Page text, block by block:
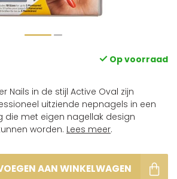
Op voorraad
Nails in de stijl Active Oval zijn
uitziende nepnagels in een
die met eigen nagellak design
worden. Lees meer.
AAN WINKELWAGEN